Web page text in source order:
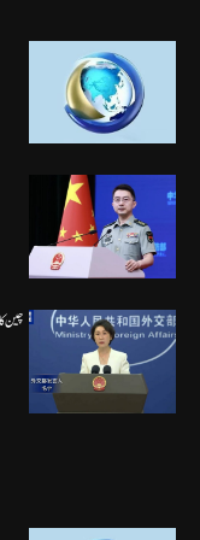
چین